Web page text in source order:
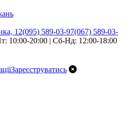
12(095) 589-03-97(067) 589-03-
10:00-20:00 | Сб-Нд: 12:00-18:00
Зареєструватись